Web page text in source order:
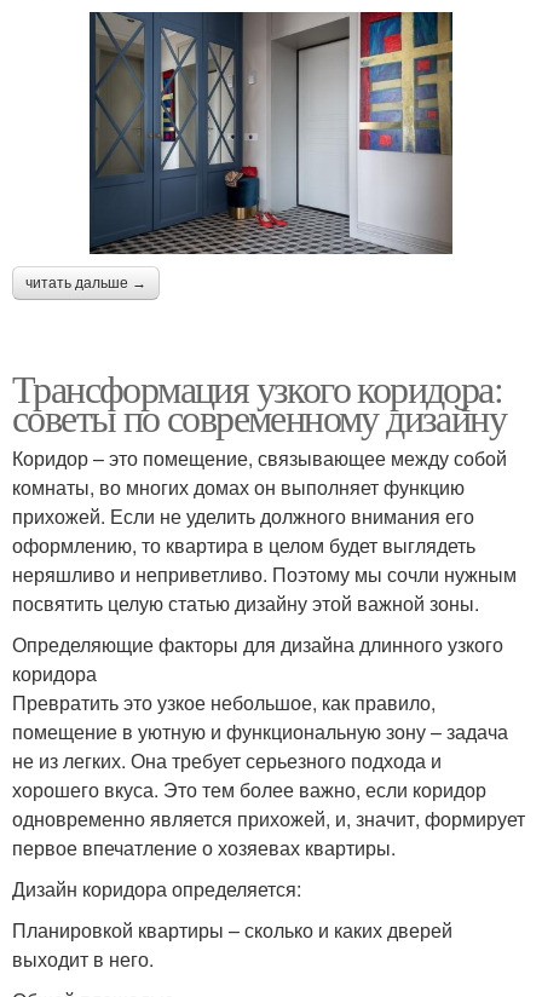
читать дальше →
Трансформация узкого коридора:
советы по современному дизайну
Коридор – это помещение, связывающее между собой
комнаты, во многих домах он выполняет функцию
прихожей. Если не уделить должного внимания его
оформлению, то квартира в целом будет выглядеть
неряшливо и неприветливо. Поэтому мы сочли нужным
посвятить целую статью дизайну этой важной зоны.
Определяющие факторы для дизайна длинного узкого
коридора
Превратить это узкое небольшое, как правило,
помещение в уютную и функциональную зону – задача
не из легких. Она требует серьезного подхода и
хорошего вкуса. Это тем более важно, если коридор
одновременно является прихожей, и, значит, формирует
первое впечатление о хозяевах квартиры.
Дизайн коридора определяется:
Планировкой квартиры – сколько и каких дверей
выходит в него.